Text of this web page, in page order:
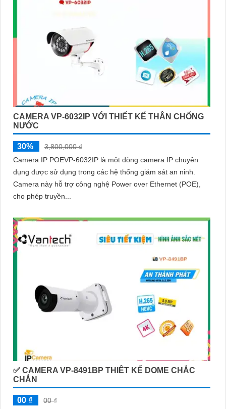
CAMERA VP-6032IP VỚI THIẾT KẾ THÂN CHỐNG
NƯỚC
30%
3,800,000 ₫
Camera IP POEVP-6032IP là một dòng camera IP chuyên
dụng được sử dụng trong các hệ thống giám sát an ninh.
Camera này hỗ trợ công nghệ Power over Ethernet (POE),
cho phép truyền...
✅ CAMERA VP-8491BP THIÊT KẾ DOME CHẮC
CHẮN
00 ₫
00 ₫